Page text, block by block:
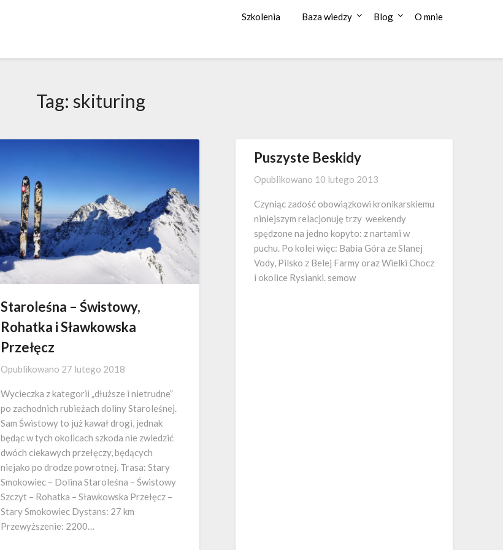
Szkolenia Baza wiedzy Blog O mnie
Tag: skituring
Staroleśna – Świstowy,
Rohatka i Sławkowska
Przełęcz
Opublikowano 27 lutego 2018
Wycieczka z kategorii „dłuższe i nietrudne”
po zachodnich rubieżach doliny Staroleśnej.
Sam Świstowy to już kawał drogi, jednak
będąc w tych okolicach szkoda nie zwiedzić
dwóch ciekawych przełęczy, będących
niejako po drodze powrotnej. Trasa: Stary
Smokowiec – Dolina Staroleśna – Świstowy
Szczyt – Rohatka – Sławkowska Przełęcz –
Stary Smokowiec Dystans: 27 km
Przewyższenie: 2200…
Puszyste Beskidy
Opublikowano 10 lutego 2013
Czyniąc zadość obowiązkowi kronikarskiemu
niniejszym relacjonuję trzy weekendy
spędzone na jedno kopyto: z nartami w
puchu. Po kolei więc: Babia Góra ze Slanej
Vody, Pilsko z Belej Farmy oraz Wielki Chocz
i okolice Rysianki. semow